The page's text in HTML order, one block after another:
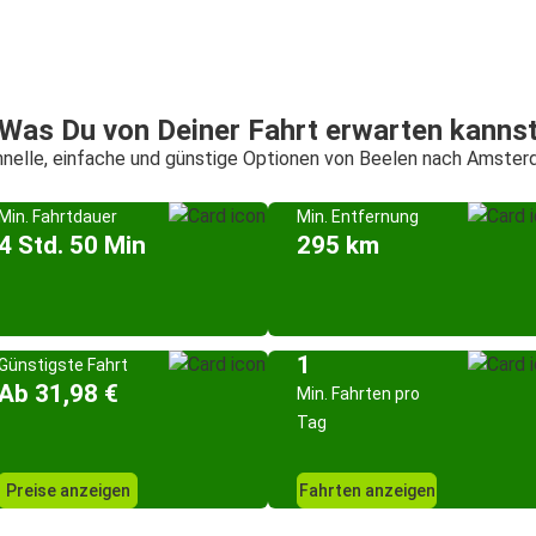
Du von Deiner Fahrt erwarten kannst
einfache und günstige Optionen von Beelen nach
Fahrtdauer
Std. 50 Min
Min. Entfernung
295 km
Fahrt
31,98 €
Preise anzeigen
1
Min. Fahrten pro
Tag
Fahrten anzeigen